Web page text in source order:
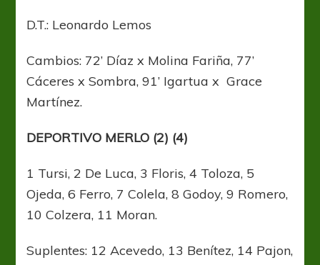
D.T.: Leonardo Lemos
Cambios: 72’ Díaz x Molina Fariña, 77’
Cáceres x Sombra, 91’ Igartua x Grace
Martínez.
DEPORTIVO MERLO (2) (4)
1 Tursi, 2 De Luca, 3 Floris, 4 Toloza, 5
Ojeda, 6 Ferro, 7 Colela, 8 Godoy, 9 Romero,
10 Colzera, 11 Moran.
Suplentes: 12 Acevedo, 13 Benítez, 14 Pajon,